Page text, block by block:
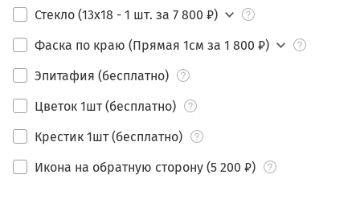
Стекло (13х18 - 1 шт. за 7 800 ₽)
Фаска по краю (Прямая 1см за 1 800 ₽)
Эпитафия (бесплатно)
Цветок 1шт (бесплатно)
Крестик 1шт (бесплатно)
Икона на обратную сторону (5 200 ₽)